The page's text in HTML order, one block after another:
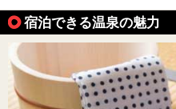
宿泊できる温泉の魅力